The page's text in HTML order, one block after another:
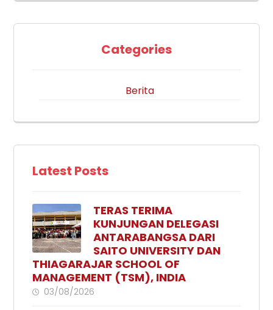
Categories
Berita
Latest Posts
TERAS TERIMA
KUNJUNGAN DELEGASI
ANTARABANGSA DARI
SAITO UNIVERSITY DAN
THIAGARAJAR SCHOOL OF
MANAGEMENT (TSM), INDIA
03/08/2026